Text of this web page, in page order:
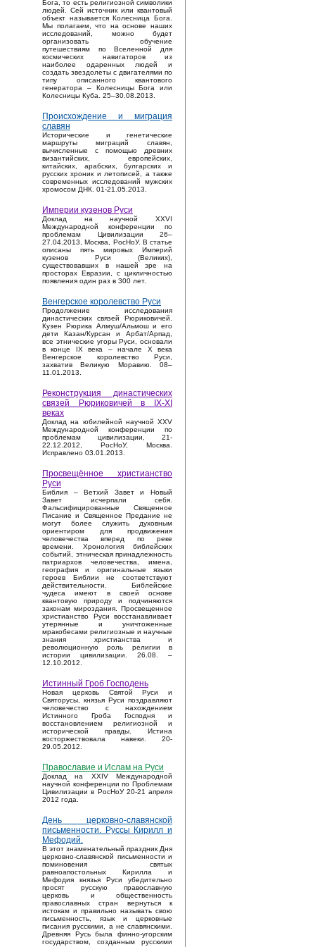
Бога, то есть религиозной символики
людей. Сей источник или квантовый
объект называется Колесница Бога.
Мы полагаем, что на основе наших
исследований, можно будет
организовать обучение
путешествиям по Вселенной для
космических навигаторов из
наиболее одаренных людей и
создать звездолеты с двигателями по
типу описанного квантового
генератора – Колесницы Бога или
Колесницы Куба. 25–30.08.2013.
Происхождение и миграция
славян
Исторические и генетические
маршруты миграций славян,
вычисленные с помощью древних
византийских, европейских,
китайских, арабских, булгарских и
русских хроник и летописей, а также
современных исследований мужских
хромосом ДНК. 01-21.05.2013.
Империи кузенов Руси
Доклад на научной XXVI
Международной конференции по
проблемам Цивилизации 26–
27.04.2013, Москва, РосНоУ. В статье
описаны пять мировых Империй
кузенов Руси (Великих),
существовавших в нашей эре на
просторах Евразии, с цикличностью
появления один раз в 300 лет.
Венгерское королевство Руси
Продолжение исследования
династических связей Рюриковичей.
Кузен Рюрика Алмуш/Альмош и его
дети Казан/Курсан и Арбат/Арпад,
все этнические угоры Руси, основали
в конце IX века – начале X века
Венгерское королевство Руси,
захватив Великую Моравию. 08–
11.01.2013.
Реконструкция династических
связей Рюриковичей в IX-XI
веках
Доклад на юбилейной научной XXV
Международной конференции по
проблемам цивилизации, 21-
22.12.2012, РосНоУ, Москва.
Исправлено 03.01.2013.
Просвещённое христианство
Руси
Библия – Ветхий Завет и Новый
Завет исчерпали себя.
Фальсифицированные Священное
Писание и Священное Предание не
могут более служить духовным
ориентиром для продвижения
человечества вперед по реке
времени. Хронология библейских
событий, этническая принадлежность
патриархов человечества, имена,
география и оригинальные языки
героев Библии не соответствуют
действительности. Библейские
чудеса имеют в своей основе
квантовую природу и подчиняются
законам мироздания. Просвещенное
христианство Руси восстанавливает
утерянные и уничтоженные
мракобесами религиозные и научные
знания христианства и
революционную роль религии в
истории цивилизации. 26.08. –
12.10.2012.
Истинный Гроб Господень
Новая церковь Святой Руси и
Святорусы, князья Руси поздравляют
человечество с нахождением
Истинного Гроба Господня и
восстановлением религиозной и
исторической правды. Истина
восторжествовала навеки. 20-
29.05.2012.
Православие и Ислам на Руси
Доклад на XXIV Международной
научной конференции по Проблемам
Цивилизации в РосНоУ 20-21 апреля
2012 года.
День церковно-славянской
письменности. Руссы Кирилл и
Мефодий.
В этот знаменательный праздник Дня
церковно-славянской письменности и
поминовения святых
равноапостольных Кирилла и
Мефодия князья Руси убедительно
просят русскую православную
церковь и общественность
православных стран вернуться к
истокам и правильно называть свою
письменность, язык и церковные
писания русскими, а не славянскими.
Древняя Русь была финно-угорским
государством, созданным русскими